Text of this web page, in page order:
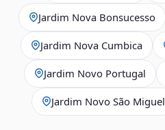
Jardim Nova Bonsucesso
Jardim Nova Cumbica
Jardim Novo Portugal
Jardim Novo São Miguel